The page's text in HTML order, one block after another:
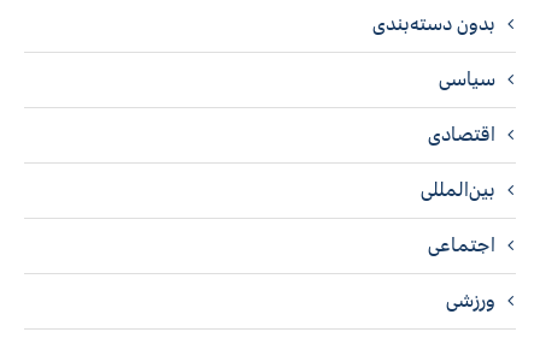
بدون دسته‌بندی
سیاسی
اقتصادی
بین‌المللی
اجتماعی
ورزشی